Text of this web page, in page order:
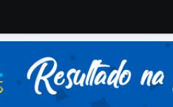
Amaro da Imperatriz